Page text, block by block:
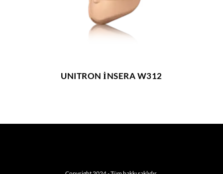
UNITRON İNSERA W312